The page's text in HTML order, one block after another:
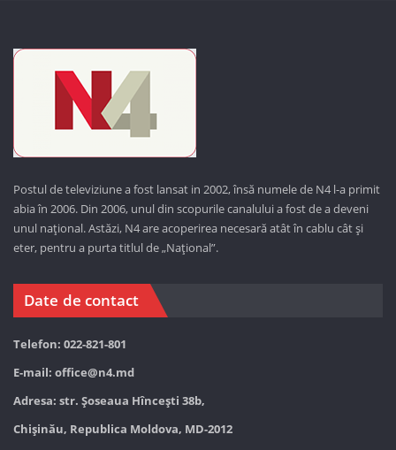
Postul de televiziune a fost lansat in 2002, însă numele de N4 l-a primit
abia în 2006. Din 2006, unul din scopurile canalului a fost de a deveni
unul național. Astăzi, N4 are acoperirea necesară atât în cablu cât și
eter, pentru a purta titlul de „Național”.
Date de contact
Telefon: 022-821-801
E-mail: office@n4.md
Adresa: str. Șoseaua Hînceşti 38b,
Chișinău, Republica Moldova, MD-2012